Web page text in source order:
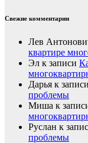
Свежие комментарии
Лев
квартире
Эл к записи
Дарья к записи
проблемы
Миша к
Руслан к
проблемы